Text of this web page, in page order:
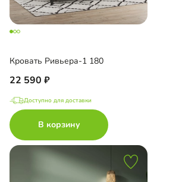
Кровать Ривьера-1 180
22 590
Доступно для доставки
В корзину